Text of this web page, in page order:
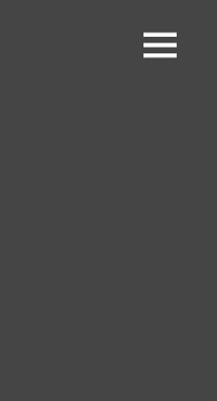
Menü